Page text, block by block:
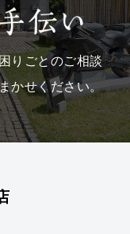
りごとのご相談
かせください。